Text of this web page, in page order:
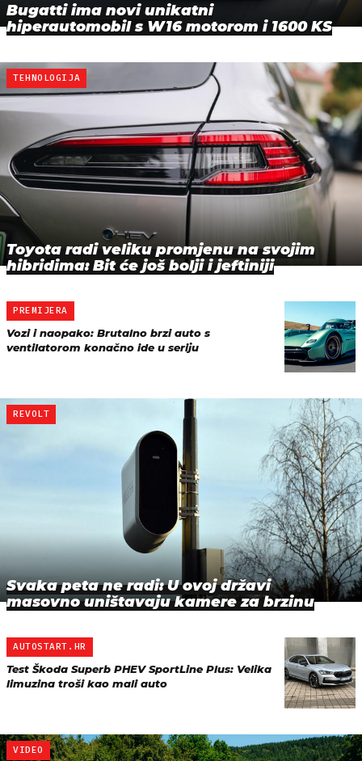
Bugatti ima novi unikatni
hiperautomobil s W16 motorom i 1600 KS
TEHNOLOGIJA
Toyota radi veliku promjenu na svojim
hibridima: Bit će još bolji i jeftiniji
PREMIJERA
Vozi i naopako: Brutalno brzi auto s
ventilatorom konačno ide u seriju
REVOLT
Svaka peta ne radi: U ovoj državi
masovno uništavaju kamere za brzinu
AUTOSTART.HR
Test Škoda Superb PHEV SportLine Plus: Velika
limuzina troši kao mali auto
VIDEO